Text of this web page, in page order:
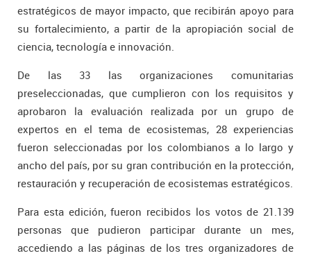
estratégicos de mayor impacto, que recibirán apoyo para
su fortalecimiento, a partir de la apropiación social de
ciencia, tecnología e innovación.
De las 33 las organizaciones comunitarias
preseleccionadas, que cumplieron con los requisitos y
aprobaron la evaluación realizada por un grupo de
expertos en el tema de ecosistemas, 28 experiencias
fueron seleccionadas por los colombianos a lo largo y
ancho del país, por su gran contribución en la protección,
restauración y recuperación de ecosistemas estratégicos.
Para esta edición, fueron recibidos los votos de 21.139
personas que pudieron participar durante un mes,
accediendo a las páginas de los tres organizadores de